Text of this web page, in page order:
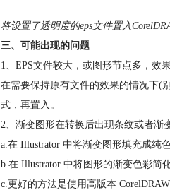
将设置了透明度的eps文件置入
三、可能出现的问题
1、EPS文件较大，或图形节点多，效
在需要保持原有文件的效果的情况下(
式，再置入。
2、渐变图形在转换后出现条纹或者渐
a.在 Illustrator 中将渐变图形填充成纯
b.在 Illustrator 中将图形的渐变色彩简
c.更好的方法是使用高版本